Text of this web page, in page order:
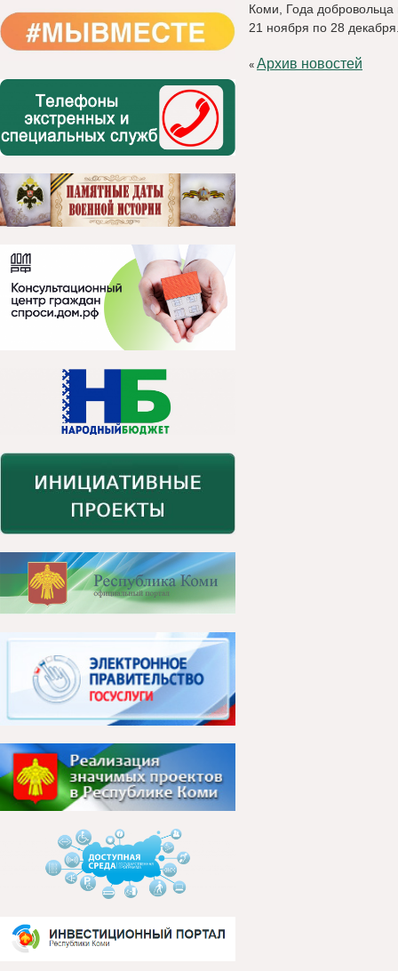
Коми, Года добровольца
21 ноября по 28
«Архив новостей